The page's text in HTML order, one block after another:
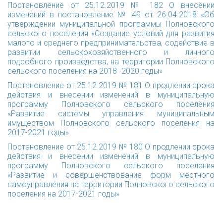
Постановление от 25.12.2019 № 182 О внесении
изменений в постановление № 49 от 26.04.2018 «Об
утверждении муниципальной программы Полновского
сельского поселения «Создание условий для развития
малого и среднего предпринимательства, содействие в
развитии сельскохозяйственного и личного
подсобного производства, на территории Полновского
сельского поселения на 2018 -2020 годы»
Постановление от 25.12.2019 № 181 О продлении срока
действия и внесении изменений в муниципальную
программу Полновского сельского поселения
«Развитие системы управления муниципальным
имуществом Полновского сельского поселения на
2017-2021 годы»
Постановление от 25.12.2019 № 180 О продлении срока
действия и внесении изменений в муниципальную
программу Полновского сельского поселения
«Развитие и совершенствование форм местного
самоуправления на территории Полновского сельского
поселения на 2017-2021 годы»